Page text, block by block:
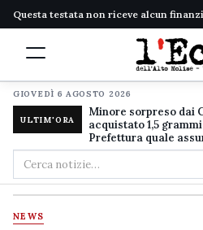
Questa testata non riceve alcun
GIOVEDÌ 6 AGOSTO 2026
ULTIM'ORA
Minore sorpreso dai
acquistato 1,5
Prefettura quale
Cerca
nel
sito
NEWS